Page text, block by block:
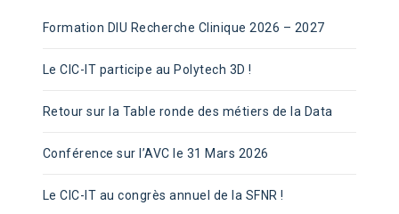
Formation DIU Recherche Clinique 2026 – 2027
Le CIC-IT participe au Polytech 3D !
Retour sur la Table ronde des métiers de la Data
Conférence sur l’AVC le 31 Mars 2026
Le CIC-IT au congrès annuel de la SFNR !